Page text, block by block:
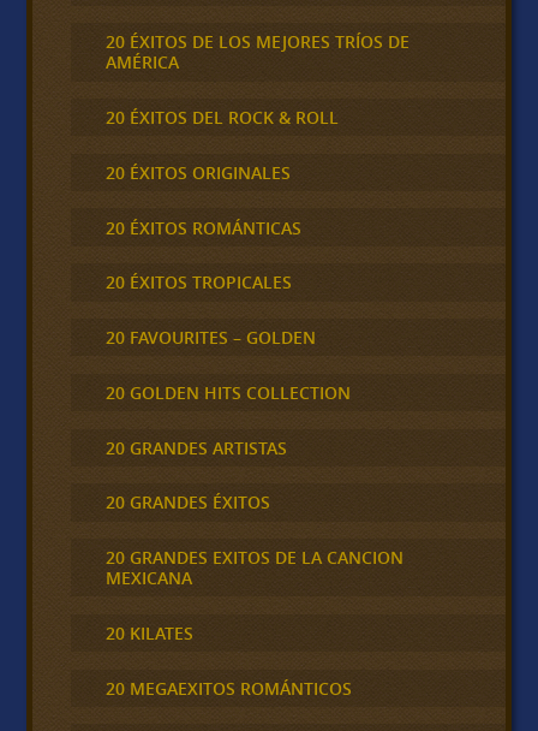
20 ÉXITOS DE LOS MEJORES TRÍOS DE
AMÉRICA
20 ÉXITOS DEL ROCK & ROLL
20 ÉXITOS ORIGINALES
20 ÉXITOS ROMÁNTICAS
20 ÉXITOS TROPICALES
20 FAVOURITES – GOLDEN
20 GOLDEN HITS COLLECTION
20 GRANDES ARTISTAS
20 GRANDES ÉXITOS
20 GRANDES EXITOS DE LA CANCION
MEXICANA
20 KILATES
20 MEGAEXITOS ROMÁNTICOS